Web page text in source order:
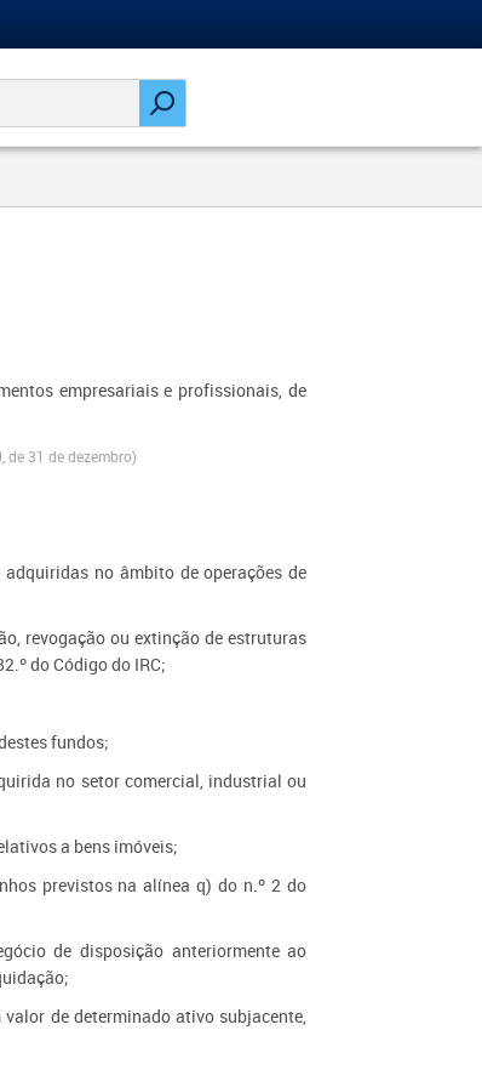
empresariais e profissionais, de
de 31 de dezembro)
no âmbito de operações de
revogação ou extinção de estruturas
do Código do IRC;
fundos;
no setor comercial, industrial ou
a bens imóveis;
previstos na alínea q) do n.º 2 do
de disposição anteriormente ao
de determinado ativo subjacente,